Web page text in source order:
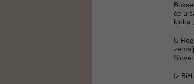
će u
kluba
U
Iz